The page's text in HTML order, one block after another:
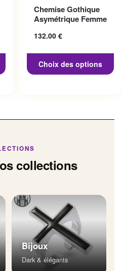
Chemise Gothique
Asymétrique Femme
132.00 €
Choix des options
variations. Les options
peuvent être choisies sur la
page du produit
collections
Bijoux
Dark & élégants